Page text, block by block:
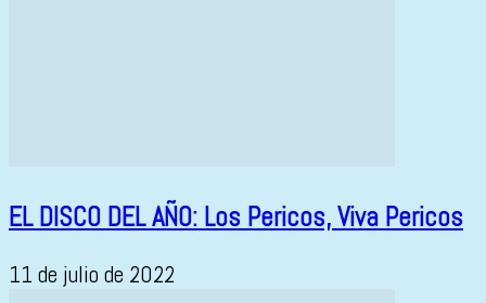
EL DISCO DEL AÑO: Los Pericos, Viva Pericos
11 de julio de 2022